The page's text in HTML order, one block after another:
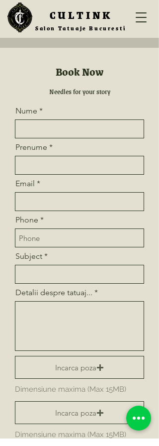
CULTINK
Salon Tatuaje Bucuresti
Book Now
Needles for your story
Nume
Prenume
Email
Phone
Subject
Detalii despre tatuaj...
Incarca poza
Dimensiune maxima (Max 15MB)
Incarca poza
Dimensiune maxima (Max 15MB)